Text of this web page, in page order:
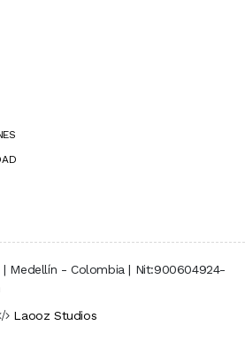
Medellín - Colombia | Nit:900604924-
Laooz Studios